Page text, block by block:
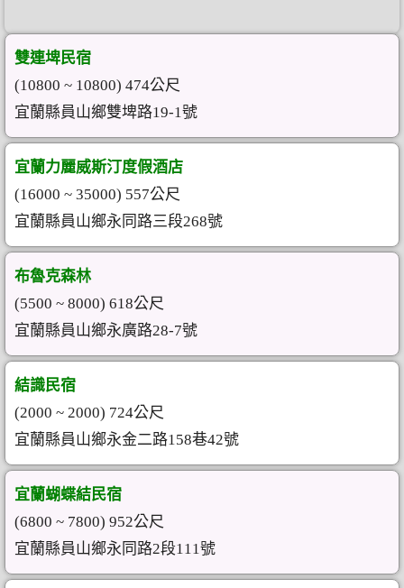
雙連埤民宿
(10800 ~ 10800) 474公尺
宜蘭縣員山鄉雙埤路19-1號
宜蘭力麗威斯汀度假酒店
(16000 ~ 35000) 557公尺
宜蘭縣員山鄉永同路三段268號
布魯克森林
(5500 ~ 8000) 618公尺
宜蘭縣員山鄉永廣路28-7號
結識民宿
(2000 ~ 2000) 724公尺
宜蘭縣員山鄉永金二路158巷42號
宜蘭蝴蝶結民宿
(6800 ~ 7800) 952公尺
宜蘭縣員山鄉永同路2段111號